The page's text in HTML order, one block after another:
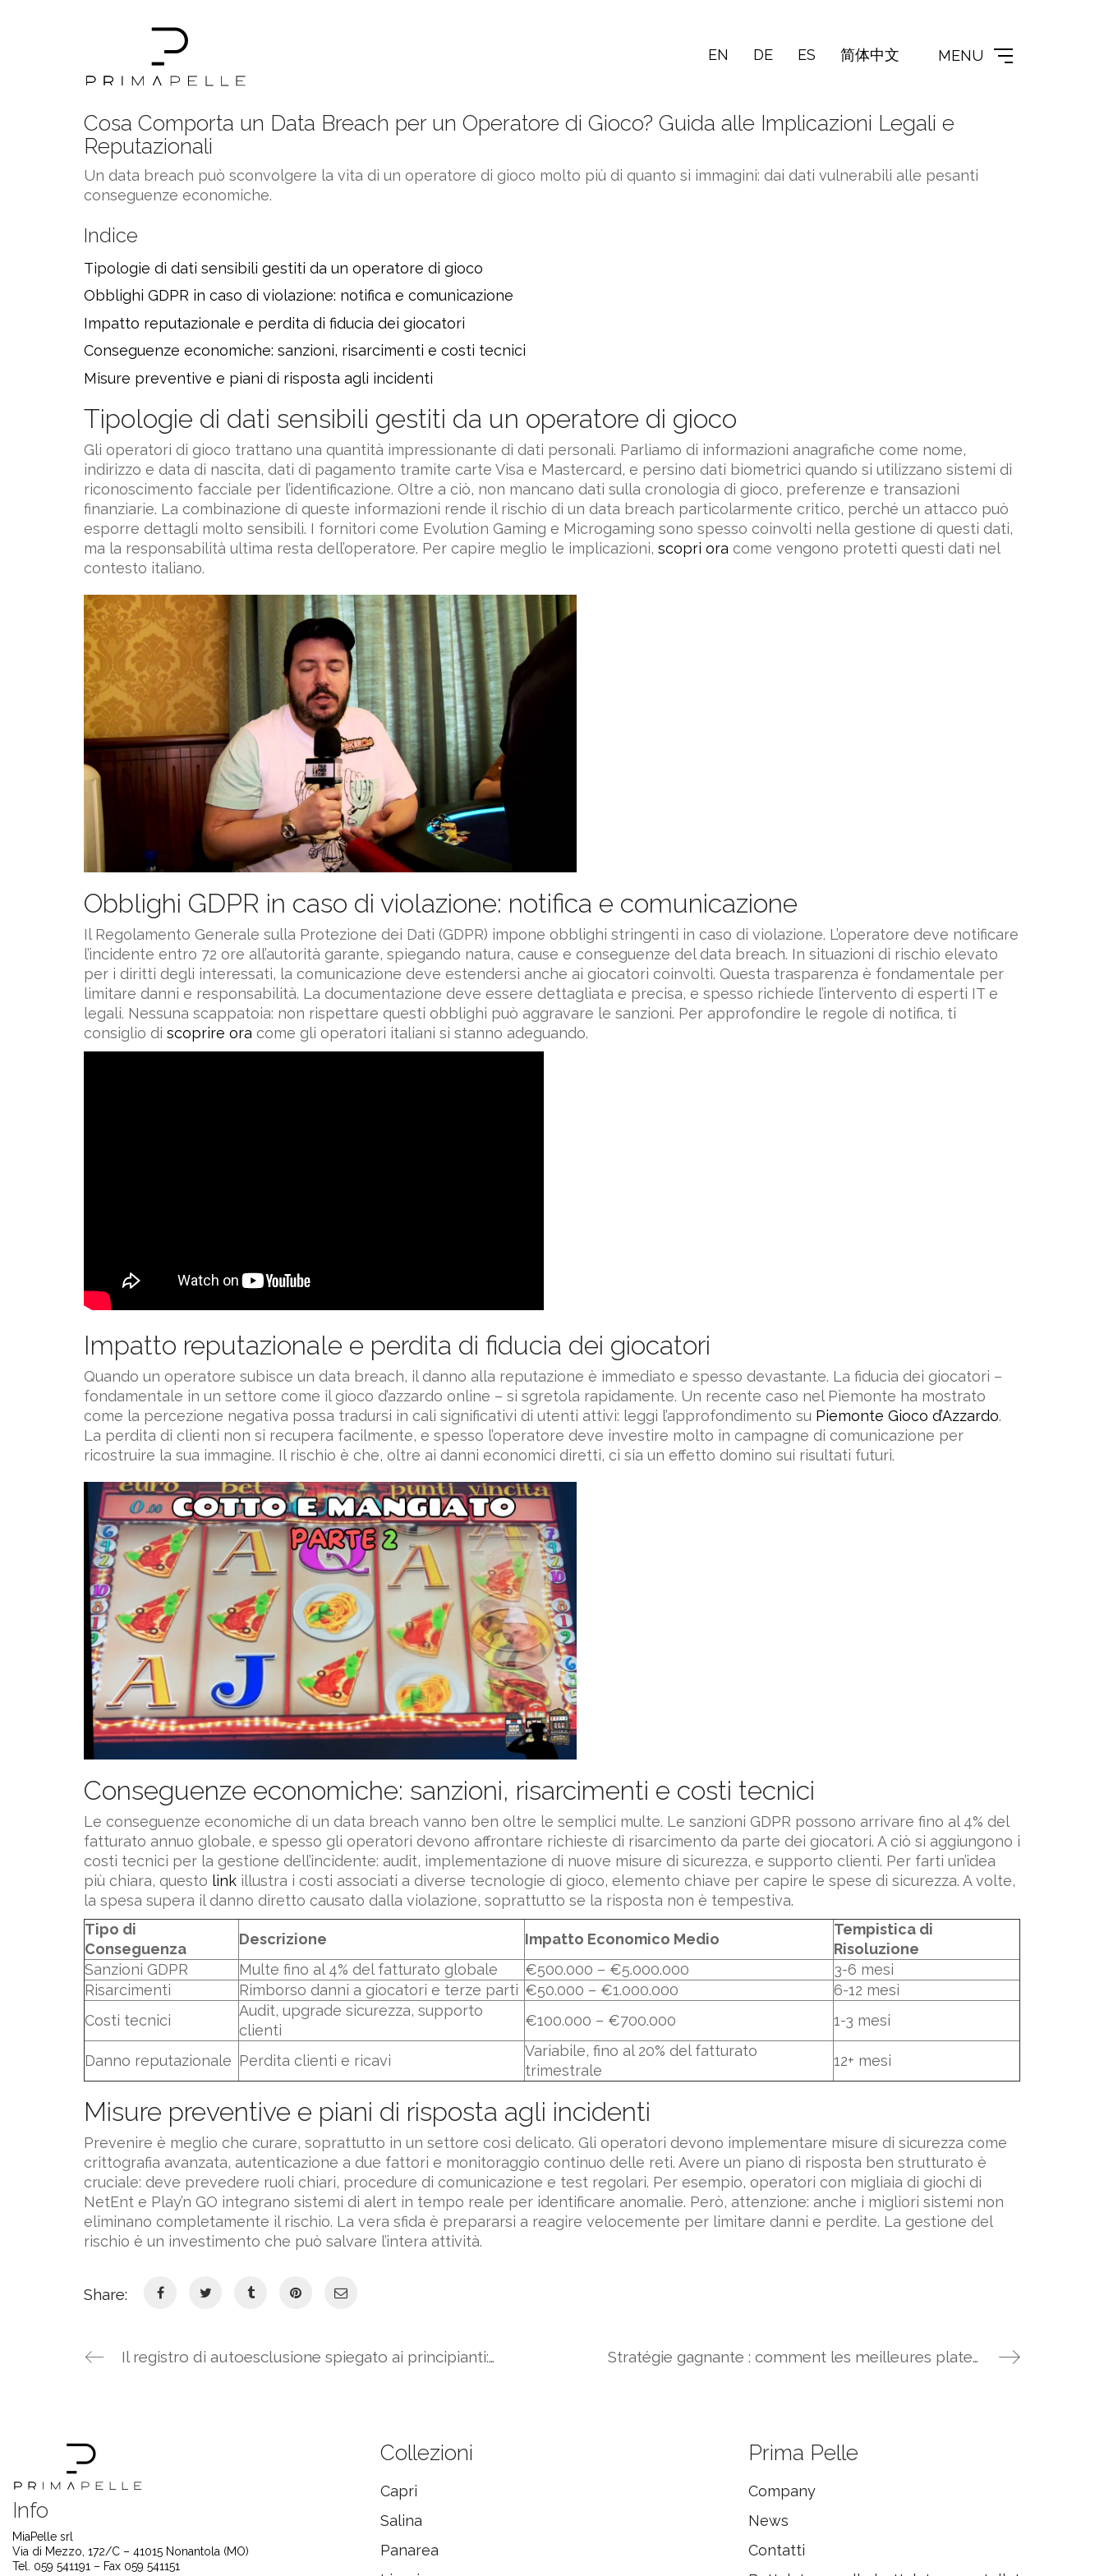
EN DE ES 简体中文 MENU
Cosa Comporta un Data Breach per un Operatore di Gioco? Guida alle Implicazioni Legali e
Reputazionali
Un data breach può sconvolgere la vita di un operatore di gioco molto più di quanto si immagini: dai dati vulnerabili alle pesanti
conseguenze economiche.
Indice
Tipologie di dati sensibili gestiti da un operatore di gioco
Obblighi GDPR in caso di violazione: notifica e comunicazione
Impatto reputazionale e perdita di fiducia dei giocatori
Conseguenze economiche: sanzioni, risarcimenti e costi tecnici
Misure preventive e piani di risposta agli incidenti
Tipologie di dati sensibili gestiti da un operatore di gioco
Gli operatori di gioco trattano una quantità impressionante di dati personali. Parliamo di informazioni anagrafiche come nome,
indirizzo e data di nascita, dati di pagamento tramite carte Visa e Mastercard, e persino dati biometrici quando si utilizzano sistemi di
riconoscimento facciale per l’identificazione. Oltre a ciò, non mancano dati sulla cronologia di gioco, preferenze e transazioni
finanziarie. La combinazione di queste informazioni rende il rischio di un data breach particolarmente critico, perché un attacco può
esporre dettagli molto sensibili. I fornitori come Evolution Gaming e Microgaming sono spesso coinvolti nella gestione di questi dati,
ma la responsabilità ultima resta dell’operatore. Per capire meglio le implicazioni, scopri ora come vengono protetti questi dati nel
contesto italiano.
Obblighi GDPR in caso di violazione: notifica e comunicazione
Il Regolamento Generale sulla Protezione dei Dati (GDPR) impone obblighi stringenti in caso di violazione. L’operatore deve notificare
l’incidente entro 72 ore all’autorità garante, spiegando natura, cause e conseguenze del data breach. In situazioni di rischio elevato
per i diritti degli interessati, la comunicazione deve estendersi anche ai giocatori coinvolti. Questa trasparenza è fondamentale per
limitare danni e responsabilità. La documentazione deve essere dettagliata e precisa, e spesso richiede l’intervento di esperti IT e
legali. Nessuna scappatoia: non rispettare questi obblighi può aggravare le sanzioni. Per approfondire le regole di notifica, ti
consiglio di scoprire ora come gli operatori italiani si stanno adeguando.
Impatto reputazionale e perdita di fiducia dei giocatori
Quando un operatore subisce un data breach, il danno alla reputazione è immediato e spesso devastante. La fiducia dei giocatori –
fondamentale in un settore come il gioco d’azzardo online – si sgretola rapidamente. Un recente caso nel Piemonte ha mostrato
come la percezione negativa possa tradursi in cali significativi di utenti attivi: leggi l’approfondimento su Piemonte Gioco d’Azzardo.
La perdita di clienti non si recupera facilmente, e spesso l’operatore deve investire molto in campagne di comunicazione per
ricostruire la sua immagine. Il rischio è che, oltre ai danni economici diretti, ci sia un effetto domino sui risultati futuri.
Conseguenze economiche: sanzioni, risarcimenti e costi tecnici
Le conseguenze economiche di un data breach vanno ben oltre le semplici multe. Le sanzioni GDPR possono arrivare fino al 4% del
fatturato annuo globale, e spesso gli operatori devono affrontare richieste di risarcimento da parte dei giocatori. A ciò si aggiungono i
costi tecnici per la gestione dell’incidente: audit, implementazione di nuove misure di sicurezza, e supporto clienti. Per farti un’idea
più chiara, questo link illustra i costi associati a diverse tecnologie di gioco, elemento chiave per capire le spese di sicurezza. A volte,
la spesa supera il danno diretto causato dalla violazione, soprattutto se la risposta non è tempestiva.
Tipo di
Conseguenza
Descrizione Impatto Economico Medio
Tempistica di
Risoluzione
Sanzioni GDPR
Multe fino al 4% del fatturato globale €500.000 – €5.000.000
3-6 mesi
Risarcimenti
Rimborso danni a giocatori e terze parti €50.000 – €1.000.000
6-12 mesi
Costi tecnici
Audit, upgrade sicurezza, supporto
clienti
€100.000 – €700.000 1-3 mesi
Danno reputazionale Perdita clienti e ricavi
Variabile, fino al 20% del fatturato
trimestrale
12+ mesi
Misure preventive e piani di risposta agli incidenti
Prevenire è meglio che curare, soprattutto in un settore così delicato. Gli operatori devono implementare misure di sicurezza come
crittografia avanzata, autenticazione a due fattori e monitoraggio continuo delle reti. Avere un piano di risposta ben strutturato è
cruciale: deve prevedere ruoli chiari, procedure di comunicazione e test regolari. Per esempio, operatori con migliaia di giochi di
NetEnt e Play’n GO integrano sistemi di alert in tempo reale per identificare anomalie. Però, attenzione: anche i migliori sistemi non
eliminano completamente il rischio. La vera sfida è prepararsi a reagire velocemente per limitare danni e perdite. La gestione del
rischio è un investimento che può salvare l’intera attività.
Share:
Il registro di autoesclusione spiegato ai principianti: guida pratica per proteggersi dal gioco compulsivo Stratégie gagnante : comment les meilleures plateformes de jeux construisent la collection de machines à sous la plus puissante en 2024
Info
MiaPelle srl
Via di Mezzo, 172/C – 41015 Nonantola (MO)
Tel. 059 541191 – Fax 059 541151
Collezioni
Capri
Salina
Panarea
Prima Pelle
Company
News
Contatti